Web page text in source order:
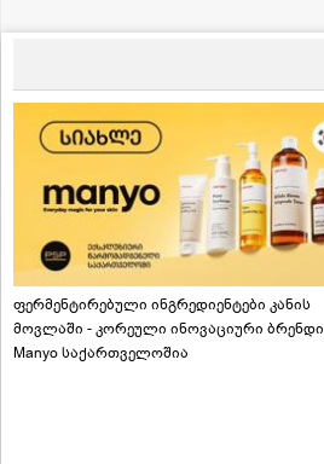
ფერმენტირებული ინგრედიენტები კანის
მოვლაში - კორეული ინოვაციური ბრენდი
Manyo საქართველოშია